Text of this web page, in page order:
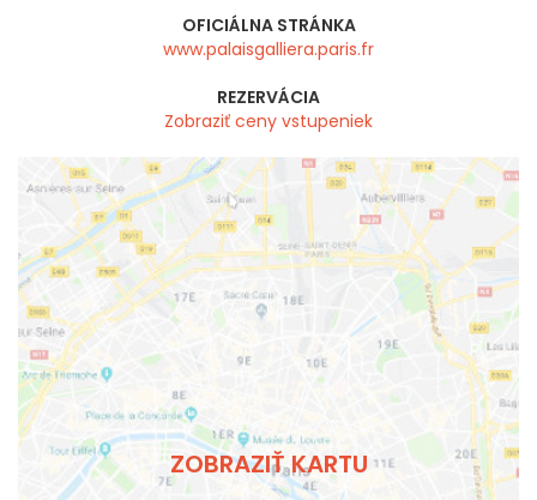
OFICIÁLNA STRÁNKA
www.palaisgalliera.paris.fr
REZERVÁCIA
Zobraziť ceny vstupeniek
ZOBRAZIŤ KARTU